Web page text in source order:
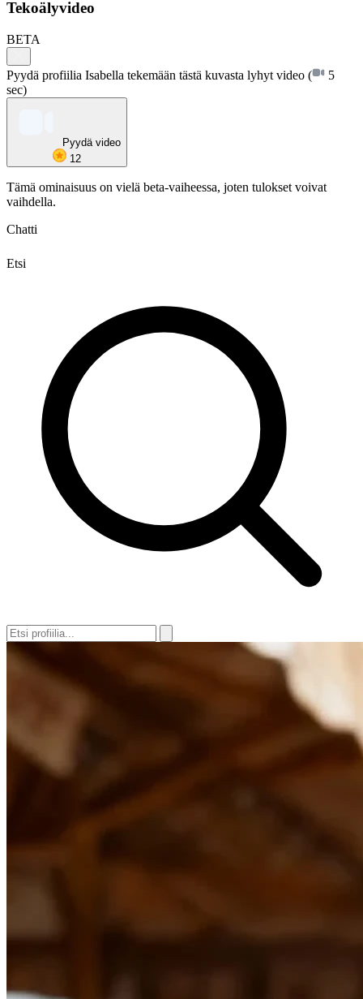
Tekoälyvideo
BETA
Pyydä profiilia Isabella tekemään tästä kuvasta lyhyt video (
5
sec)
Pyydä video
12
Tämä ominaisuus on vielä beta-vaiheessa, joten tulokset voivat
vaihdella.
Chatti
Etsi